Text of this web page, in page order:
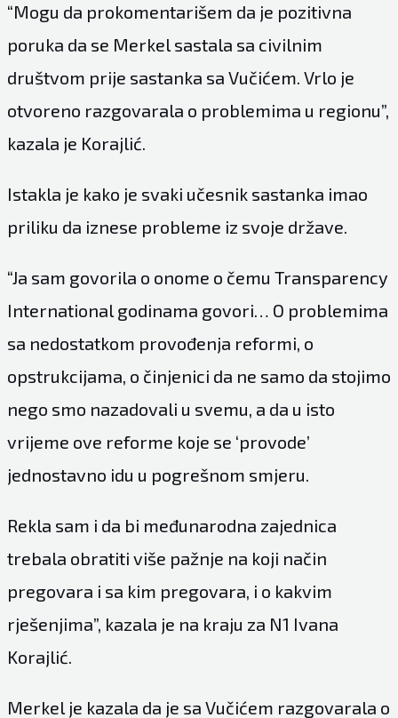
“Mogu da prokomentarišem da je pozitivna
poruka da se Merkel sastala sa civilnim
društvom prije sastanka sa Vučićem. Vrlo je
otvoreno razgovarala o problemima u regionu”,
kazala je Korajlić.
Istakla je kako je svaki učesnik sastanka imao
priliku da iznese probleme iz svoje države.
“Ja sam govorila o onome o čemu Transparency
International godinama govori… O problemima
sa nedostatkom provođenja reformi, o
opstrukcijama, o činjenici da ne samo da stojimo
nego smo nazadovali u svemu, a da u isto
vrijeme ove reforme koje se ‘provode’
jednostavno idu u pogrešnom smjeru.
Rekla sam i da bi međunarodna zajednica
trebala obratiti više pažnje na koji način
pregovara i sa kim pregovara, i o kakvim
rješenjima”, kazala je na kraju za N1 Ivana
Korajlić.
Merkel je kazala da je sa Vučićem razgovarala o